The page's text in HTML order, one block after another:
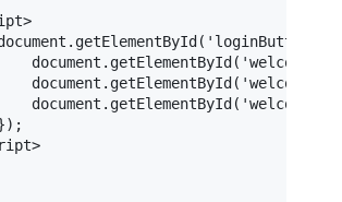
>
. getElementById ( 'loginButton'
document . getElementById (
document . getElementById (
document . getElementById (
>